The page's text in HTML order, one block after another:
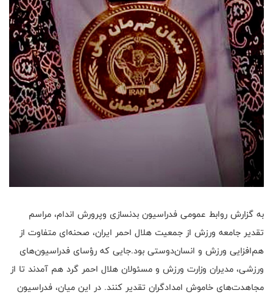
به گزارش روابط عمومی فدراسیون بدنسازی و‌پرورش اندام، مراسم
تقدیر جامعه ورزش از جمعیت هلال احمر ایران، صحنه‌ای متفاوت از
هم‌افزایی ورزش و انسان‌دوستی بود.جایی که رؤسای فدراسیون‌های
ورزشی، مدیران وزارت ورزش و مسئولان هلال احمر گرد هم آمدند تا از
مجاهدت‌های خاموش امدادگران تقدیر کنند. در این میان، فدراسیون